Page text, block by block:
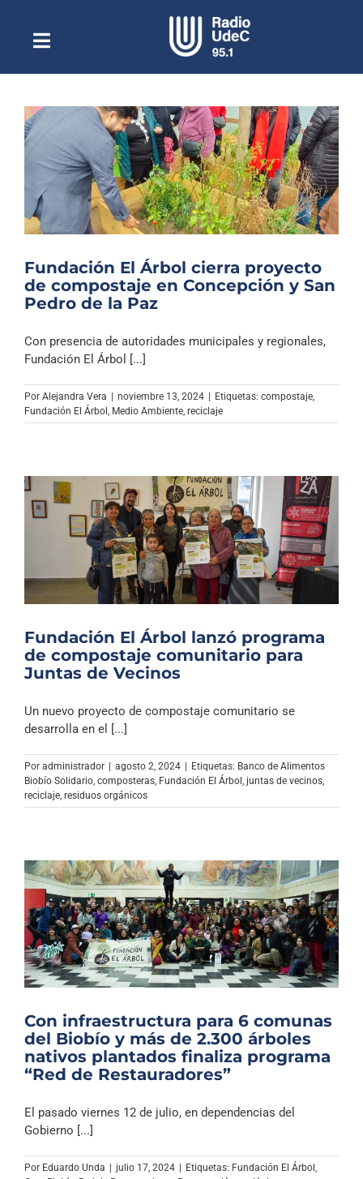
contenidoToggle
NavigationEscuchar Radio UdeC en vivo
Quiénes Somos
Programación
Podcast
Noticias
Columnas
Música Clásica
Especiales
Fundación El Árbol cierra proyecto
de compostaje en Concepción y San
Pedro de la Paz
Con presencia de autoridades municipales y regionales,
Fundación El Árbol [...]
Por Alejandra Vera | noviembre 13, 2024 | Etiquetas: compostaje
Fundación El Árbol Medio Ambiente reciclaje
Fundación El Árbol lanzó programa
de compostaje comunitario para
Juntas de Vecinos
Un nuevo proyecto de compostaje comunitario se
desarrolla en el [...]
Por administrador | agosto 2, 2024 | Etiquetas: Banco de Alimentos
Biobío Solidario composteras Fundación El Árbol juntas de vecinos
reciclaje residuos orgánicos
Con infraestructura para 6 comunas
del Biobío y más de 2.300 árboles
nativos plantados finaliza programa
“Red de Restauradores”
El pasado viernes 12 de julio, en dependencias del
Gobierno [...]
Por Eduardo Unda julio 17, 2024 Etiquetas: Fundación El Árbol ,